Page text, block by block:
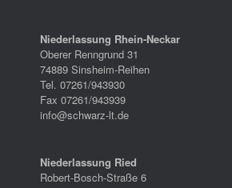
Niederlassung Rhein-Neckar
Oberer Renngrund 31
74889 Sinsheim-Reihen
Tel. 07261/943930
Fax 07261/943939
info@schwarz-lt.de
Niederlassung Ried
Robert-Bosch-Straße 6